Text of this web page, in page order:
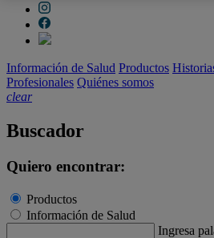
Información de Salud Productos
Profesionales Quiénes somos
clear
Buscador
Quiero encontrar:
Productos
Información de Salud
Ingresa